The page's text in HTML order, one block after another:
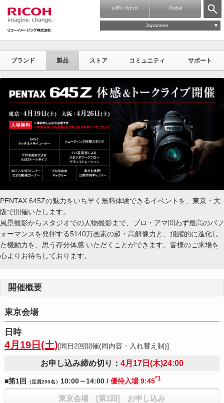
お問い合わせ Global
Japanese
ブランド 製品 ストア コミュニティ サポート
PENTAX 645Zの魅力をいち早く無料体験できるイベントを、東京・大
阪で開催いたします。
風景撮影からスタジオでの人物撮影まで、プロ・アマ問わず最高のパフ
ォーマンスを発揮する5140万画素の超・高解像力と、飛躍的に進化し
た機動力を、思う存分体感 いただくことができます。皆様のご来場を
心よりお待ちしております。
開催概要
東京会場
日時
4月19日(土)[同日2回開催(同内容・入れ替え制)]
お申し込み締め切り： 4月17日(木)24:00
■第1回 （定員200名） 10:00～14:00 /優待入場 9:45*1
東京会場 [第1回] お申し込み